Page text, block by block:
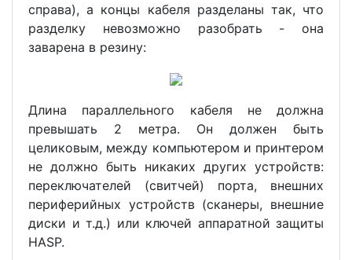
справа), а концы кабеля разделаны так, что
разделку невозможно разобрать - она
заварена в резину:
Длина параллельного кабеля не должна
превышать 2 метра. Он должен быть
целиковым, между компьютером и принтером
не должно быть никаких других устройств:
переключателей (свитчей) порта, внешних
периферийных устройств (сканеры, внешние
диски и т.д.) или ключей аппаратной защиты
HASP.